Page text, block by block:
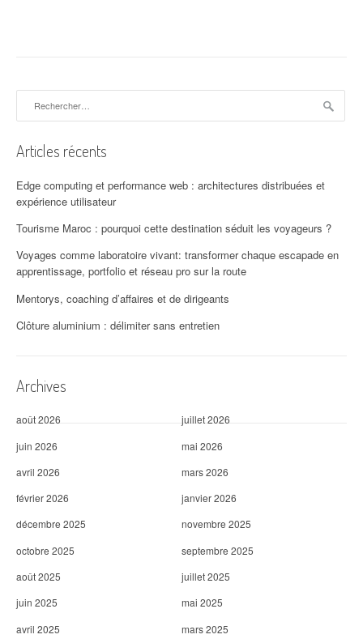
a
t
i
o
n
d
'
a
r
i
l
e
Articles récents
Edge computing et performance web : architectures distribuées et
expérience utilisateur
Tourisme Maroc : pourquoi cette destination séduit les voyageurs ?
Voyages comme laboratoire vivant: transformer chaque escapade en
apprentissage, portfolio et réseau pro sur la route
Mentorys, coaching d’affaires et de dirigeants
Clôture aluminium : délimiter sans entretien
Archives
août 2026
juillet 2026
juin 2026
mai 2026
avril 2026
mars 2026
février 2026
janvier 2026
décembre 2025
novembre 2025
octobre 2025
septembre 2025
août 2025
juillet 2025
juin 2025
mai 2025
avril 2025
mars 2025